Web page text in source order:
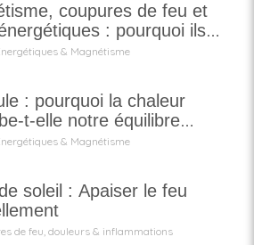
coupures de feu et
: pourquoi ils
pas magiques
& Magnétisme
: pourquoi la chaleur
t-elle notre équilibre
? & Magnétisme
soleil : Apaiser le feu
de feu, douleurs & inflammations